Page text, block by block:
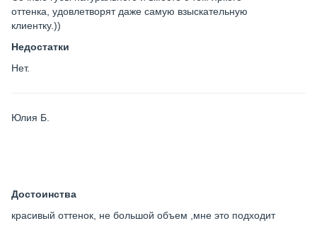
оттенка, удовлетворят даже самую взыскательную
клиентку.))
Недостатки
Нет.
Юлия Б.
Достоинства
красивый оттенок, не большой объем ,мне это подходит